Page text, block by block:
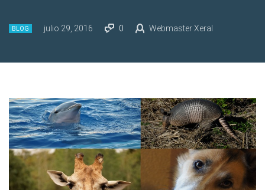
BLOG julio 29, 2016 0 Webmaster Xeral